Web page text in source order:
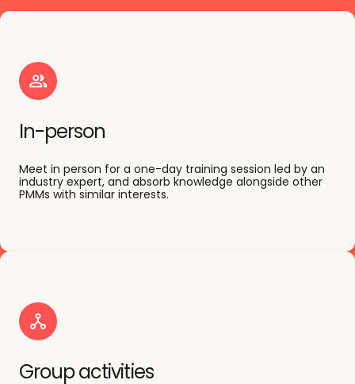
In-person
Meet in person for a one-day training session led by an
industry expert, and absorb knowledge alongside other
PMMs with similar interests.
Group activities